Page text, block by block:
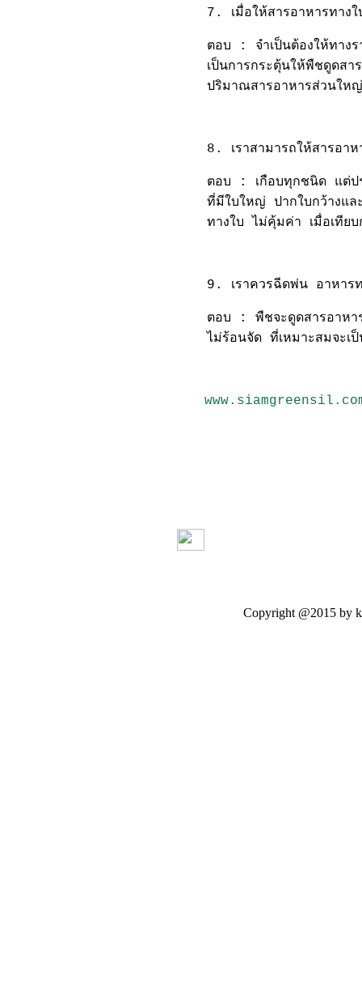
7. เมื่อให้สารอาหารทางใ
ตอบ : จำเป็นต้องให้ทางร
เป็นการกระตุ้นให้พืชดูดส
ปริมาณสารอาหารส่วนให
8. เราสามารถให้สารอา
ตอบ : เกือบทุกชนิด แต่ปร
ที่มีใบใหญ่ ปากใบกว้างแ
ทางใบ ไม่คุ้มค่า เมื่อเทียบ
9. เราควรฉีดพ่น อาหาร
ตอบ : พืชจะดูดสารอาหาร
ไม่ร้อนจัด ที่เหมาะสมจะเ
Copyright @2015 by